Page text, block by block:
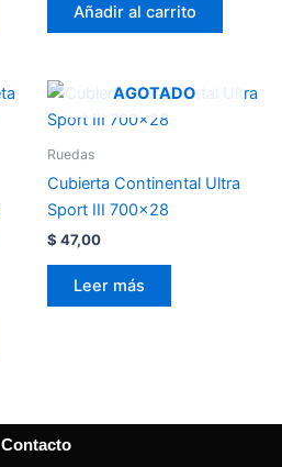
Añadir al carrito
AGOTADO
Ruedas
Cubierta Continental Ultra
Sport III 700×28
$ 47,00
Leer más
Contacto